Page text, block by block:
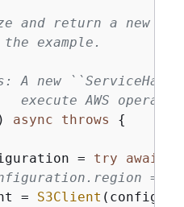
return a new
example.
A new
AWS
async throws
{
= try await
=
= S3Client (config: